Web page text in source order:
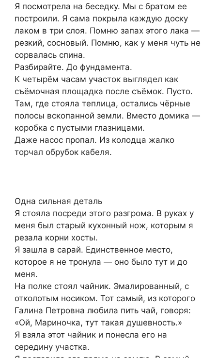
Я посмотрела на беседку. Мы с братом ее
построили. Я сама покрыла каждую доску
лаком в три слоя. Помню запах этого лака —
резкий, сосновый. Помню, как у меня чуть не
сорвалась спина.
Разбирайте. До фундамента.
К четырём часам участок выглядел как
съёмочная площадка после съёмок. Пусто.
Там, где стояла теплица, остались чёрные
полосы вскопанной земли. Вместо домика —
коробка с пустыми глазницами.
Даже насос пропал. Из колодца жалко
торчал обрубок кабеля.
Одна сильная деталь
Я стояла посреди этого разгрома. В руках у
меня был старый кухонный нож, которым я
резала корни хосты.
Я зашла в сарай. Единственное место,
которое я не тронула — оно было тут и до
меня.
На полке стоял чайник. Эмалированный, с
отколотым носиком. Тот самый, из которого
Галина Петровна любила пить чай, говоря:
«Ой, Мариночка, тут такая душевность.»
Я взяла этот чайник и понесла его на
середину участка.